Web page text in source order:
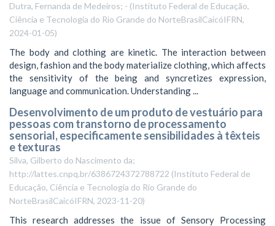
Dutra, Fernanda de Medeiros; - (Instituto Federal de Educação,
Ciência e Tecnologia do Rio Grande do NorteBrasilCaicóIFRN,
2024-01-05)
The body and clothing are kinetic. The interaction between
design, fashion and the body materialize clothing, which affects
the sensitivity of the being and syncretizes expression,
language and communication. Understanding ...
Desenvolvimento de um produto de vestuário para
pessoas com transtorno de processamento
sensorial, especificamente sensibilidades à têxteis
e texturas
Silva, Gilberto do Nascimento da;
http://lattes.cnpq.br/6386724372788722 (Instituto Federal de
Educação, Ciência e Tecnologia do Rio Grande do
NorteBrasilCaicóIFRN, 2023-11-20)
This research addresses the issue of Sensory Processing